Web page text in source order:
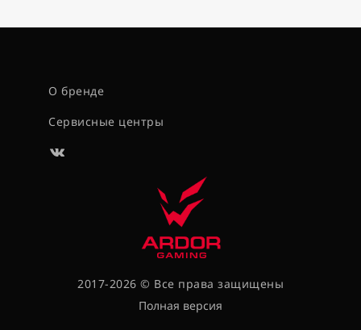
О бренде
Сервисные центры
2017-2026 © Все права защищены
Полная версия